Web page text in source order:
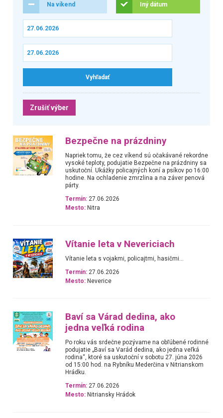
Na víkend Iný dátum
Zrušiť výber
Bezpečne na prázdniny
Napriek tomu, že cez víkend sú očakávané rekordne
vysoké teploty, podujatie Bezpečne na prázdniny sa
uskutoční. Ukážky policajných koní a psíkov po 16:00
hodine. Na ochladenie zmrzlina a na záver penová
párty.
Termín: 27.06.2026
Mesto: Nitra
Vítanie leta v Nevericiach
Vítanie leta s vojakmi, policajtmi, hasičmi...
Termín: 27.06.2026
Mesto: Neverice
Baví sa Várad dedina, ako
jedna veľká rodina
Po roku vás srdečne pozývame na obľúbené rodinné
podujatie „Baví sa Varád dedina, ako jedna veľká
rodina“, ktoré sa uskutoční v sobotu 27. júna 2026
od 15:00 hod. na Rybníku Mederčina v Nitrianskom
Hrádku.
Termín: 27.06.2026
Mesto: Nitriansky Hrádok